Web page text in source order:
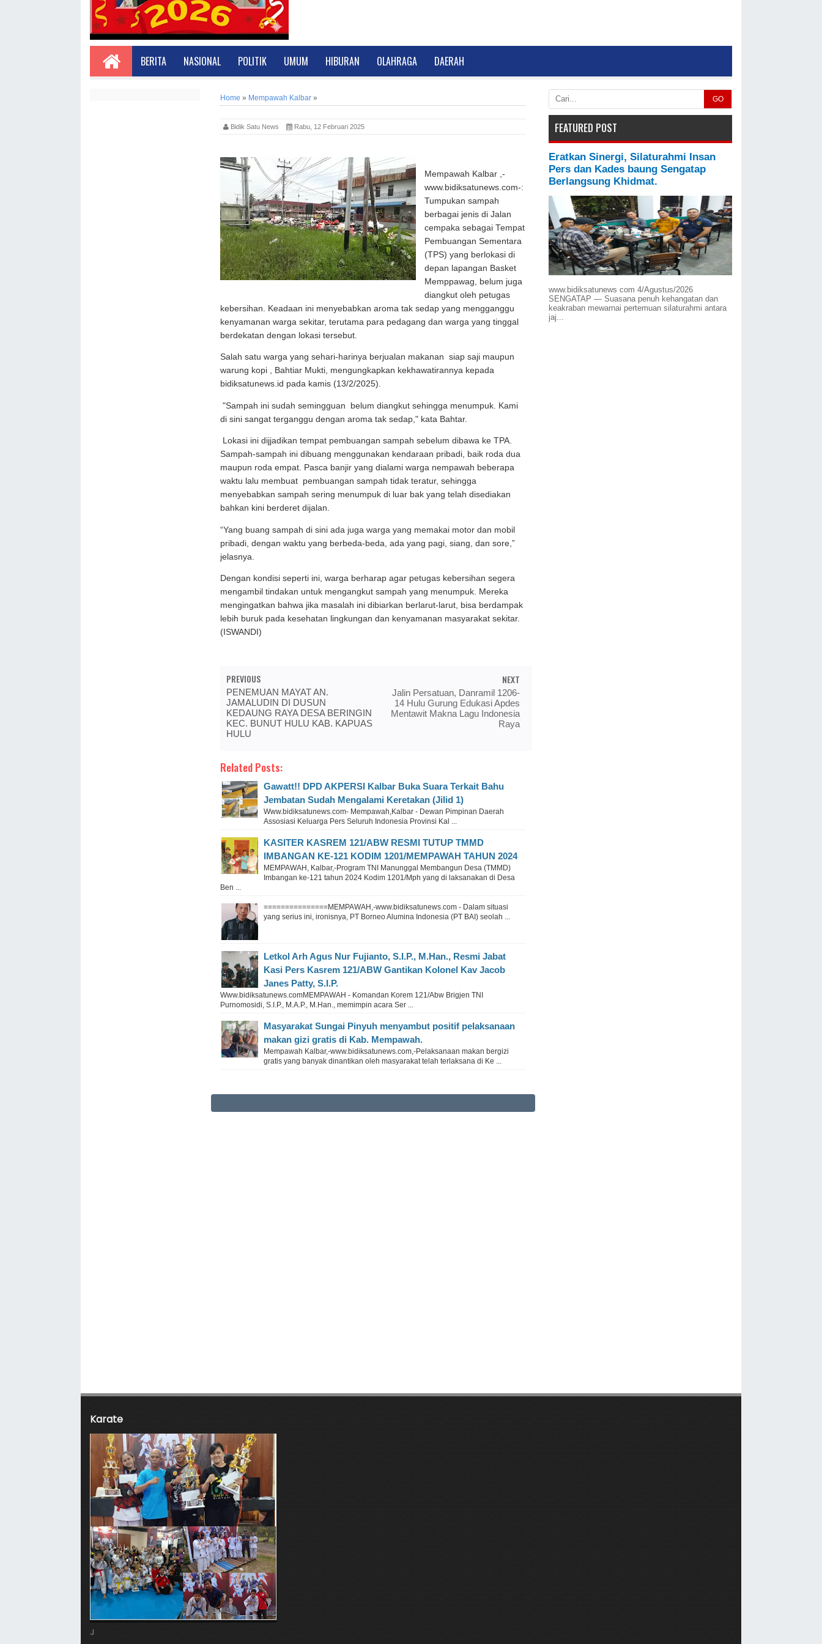
BERITA NASIONAL POLITIK UMUM HIBURAN OLAHRAGA DAERAH
Home » Mempawah Kalbar »
Bidik Satu News Rabu, 12 Februari 2025
Mempawah Kalbar ,-
www.bidiksatunews.com-:
Tumpukan sampah
berbagai jenis di Jalan
cempaka sebagai Tempat
Pembuangan Sementara
(TPS) yang berlokasi di
depan lapangan Basket
Memppawag, belum juga
diangkut oleh petugas
kebersihan. Keadaan ini menyebabkan aroma tak sedap yang mengganggu
kenyamanan warga sekitar, terutama para pedagang dan warga yang tinggal
berdekatan dengan lokasi tersebut.
Salah satu warga yang sehari-harinya berjualan makanan siap saji maupun
warung kopi , Bahtiar Mukti, mengungkapkan kekhawatirannya kepada
bidiksatunews.id pada kamis (13/2/2025).
"Sampah ini sudah semingguan belum diangkut sehingga menumpuk. Kami
di sini sangat terganggu dengan aroma tak sedap," kata Bahtar.
Lokasi ini dijjadikan tempat pembuangan sampah sebelum dibawa ke TPA.
Sampah-sampah ini dibuang menggunakan kendaraan pribadi, baik roda dua
maupun roda empat. Pasca banjir yang dialami warga nempawah beberapa
waktu lalu membuat pembuangan sampah tidak teratur, sehingga
menyebabkan sampah sering menumpuk di luar bak yang telah disediakan
bahkan kini berderet dijalan.
“Yang buang sampah di sini ada juga warga yang memakai motor dan mobil
pribadi, dengan waktu yang berbeda-beda, ada yang pagi, siang, dan sore,”
jelasnya.
Dengan kondisi seperti ini, warga berharap agar petugas kebersihan segera
mengambil tindakan untuk mengangkut sampah yang menumpuk. Mereka
mengingatkan bahwa jika masalah ini dibiarkan berlarut-larut, bisa berdampak
lebih buruk pada kesehatan lingkungan dan kenyamanan masyarakat sekitar.
(ISWANDI)
PREVIOUS
PENEMUAN MAYAT AN.
JAMALUDIN DI DUSUN
KEDAUNG RAYA DESA BERINGIN
KEC. BUNUT HULU KAB. KAPUAS
HULU
NEXT
Jalin Persatuan, Danramil 1206-
14 Hulu Gurung Edukasi Apdes
Mentawit Makna Lagu Indonesia
Raya
Related Posts:
Gawatt!! DPD AKPERSI Kalbar Buka Suara Terkait Bahu
Jembatan Sudah Mengalami Keretakan (Jilid 1)
Www.bidiksatunews.com- Mempawah,Kalbar - Dewan Pimpinan Daerah
Assosiasi Keluarga Pers Seluruh Indonesia Provinsi Kal ...
KASITER KASREM 121/ABW RESMI TUTUP TMMD
IMBANGAN KE-121 KODIM 1201/MEMPAWAH TAHUN 2024
MEMPAWAH, Kalbar,-Program TNI Manunggal Membangun Desa (TMMD)
Imbangan ke-121 tahun 2024 Kodim 1201/Mph yang di laksanakan di Desa
Ben ...
===============MEMPAWAH,-www.bidiksatunews.com - Dalam situasi
yang serius ini, ironisnya, PT Borneo Alumina Indonesia (PT BAI) seolah ...
Letkol Arh Agus Nur Fujianto, S.I.P., M.Han., Resmi Jabat
Kasi Pers Kasrem 121/ABW Gantikan Kolonel Kav Jacob
Janes Patty, S.I.P.
Www.bidiksatunews.comMEMPAWAH - Komandan Korem 121/Abw Brigjen TNI
Purnomosidi, S.I.P., M.A.P., M.Han., memimpin acara Ser ...
Masyarakat Sungai Pinyuh menyambut positif pelaksanaan
makan gizi gratis di Kab. Mempawah.
Mempawah Kalbar,-www.bidiksatunews.com,-Pelaksanaan makan bergizi
gratis yang banyak dinantikan oleh masyarakat telah terlaksana di Ke ...
GO
FEATURED POST
Eratkan Sinergi, Silaturahmi Insan
Pers dan Kades baung Sengatap
Berlangsung Khidmat.
www.bidiksatunews com 4/Agustus/2026
SENGATAP — Suasana penuh kehangatan dan
keakraban mewarnai pertemuan silaturahmi antara
jaj...
Karate
J